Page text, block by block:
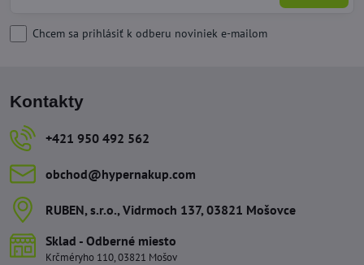
Chcem sa prihlásiť k odberu noviniek e-mailom
Kontakty
+421 950 492 562
obchod​@hypernakup​.com
RUBEN, s​.r​.o​., Vidrmoch 137, 03821 Mošovce
Sklad - Odberné miesto
Krčméryho 110, 03821 Mošov